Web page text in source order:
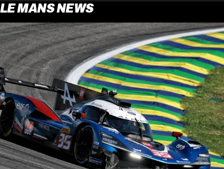
LE MANS NEWS